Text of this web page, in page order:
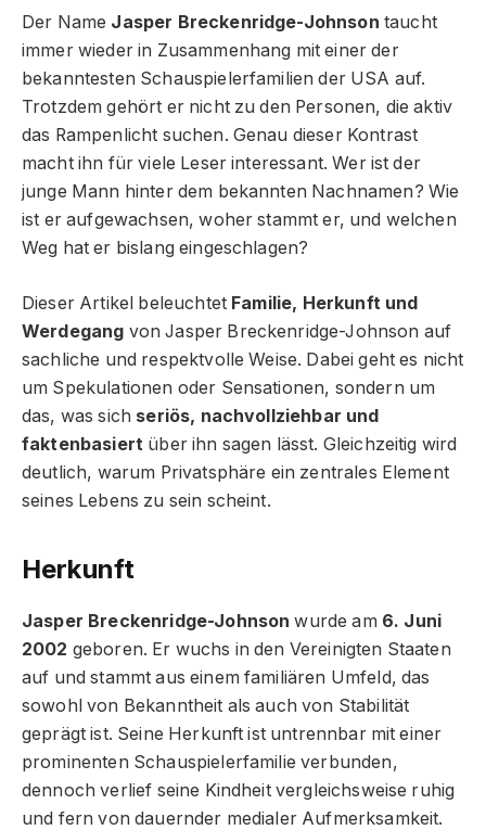
Der Name Jasper Breckenridge-Johnson taucht
immer wieder in Zusammenhang mit einer der
bekanntesten Schauspielerfamilien der USA auf.
Trotzdem gehört er nicht zu den Personen, die aktiv
das Rampenlicht suchen. Genau dieser Kontrast
macht ihn für viele Leser interessant. Wer ist der
junge Mann hinter dem bekannten Nachnamen? Wie
ist er aufgewachsen, woher stammt er, und welchen
Weg hat er bislang eingeschlagen?
Dieser Artikel beleuchtet Familie, Herkunft und
Werdegang von Jasper Breckenridge-Johnson auf
sachliche und respektvolle Weise. Dabei geht es nicht
um Spekulationen oder Sensationen, sondern um
das, was sich seriös, nachvollziehbar und
faktenbasiert über ihn sagen lässt. Gleichzeitig wird
deutlich, warum Privatsphäre ein zentrales Element
seines Lebens zu sein scheint.
Herkunft
Jasper Breckenridge-Johnson wurde am 6. Juni
2002 geboren. Er wuchs in den Vereinigten Staaten
auf und stammt aus einem familiären Umfeld, das
sowohl von Bekanntheit als auch von Stabilität
geprägt ist. Seine Herkunft ist untrennbar mit einer
prominenten Schauspielerfamilie verbunden,
dennoch verlief seine Kindheit vergleichsweise ruhig
und fern von dauernder medialer Aufmerksamkeit.